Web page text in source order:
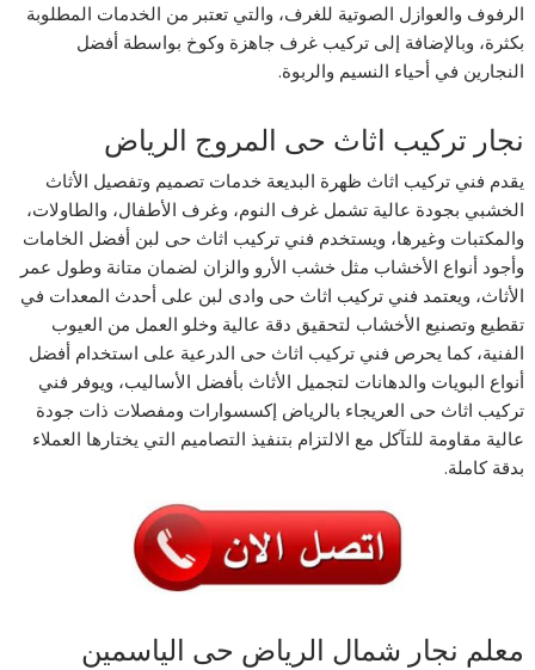
الرفوف والعوازل الصوتية للغرف، والتي تعتبر من الخدمات المطلوبة
بكثرة، وبالإضافة إلى تركيب غرف جاهزة وكوخ بواسطة أفضل
النجارين في أحياء النسيم والربوة.
نجار تركيب اثاث حى المروج الرياض
يقدم فني تركيب اثاث ظهرة البديعة خدمات تصميم وتفصيل الأثاث
الخشبي بجودة عالية تشمل غرف النوم، وغرف الأطفال، والطاولات،
والمكتبات وغيرها، ويستخدم فني تركيب اثاث حى لبن أفضل الخامات
وأجود أنواع الأخشاب مثل خشب الأرو والزان لضمان متانة وطول عمر
الأثاث، ويعتمد فني تركيب اثاث حى وادى لبن على أحدث المعدات في
تقطيع وتصنيع الأخشاب لتحقيق دقة عالية وخلو العمل من العيوب
الفنية، كما يحرص فني تركيب اثاث حى الدرعية على استخدام أفضل
أنواع البويات والدهانات لتجميل الأثاث بأفضل الأساليب، ويوفر فني
تركيب اثاث حى العريجاء بالرياض إكسسوارات ومفصلات ذات جودة
عالية مقاومة للتآكل مع الالتزام بتنفيذ التصاميم التي يختارها العملاء
بدقة كاملة.
معلم نجار شمال الرياض حى الياسمين